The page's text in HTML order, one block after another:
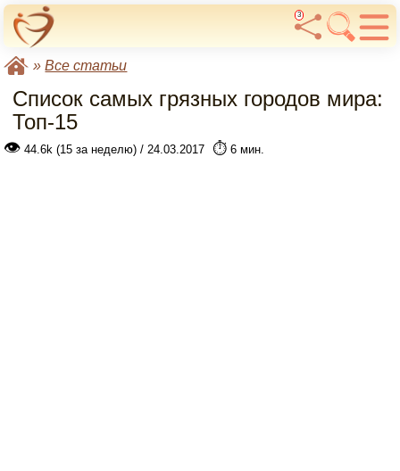
3
»Все статьи
Список самых грязных городов мира:
Топ-15
👁 44.6k (15 за неделю) / 24.03.2017 ⏱️ 6 мин.